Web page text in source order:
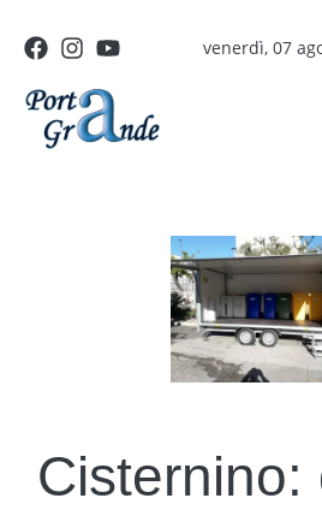
venerdì, 07
Cisternino: